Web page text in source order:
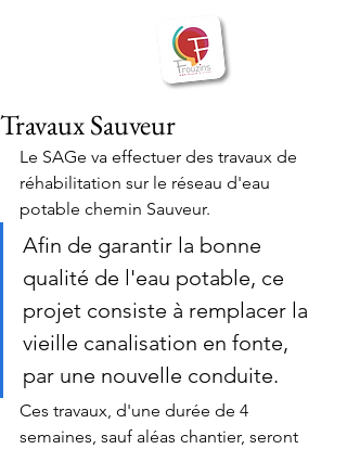
Travaux Sauveur
Le SAGe va effectuer des travaux de
réhabilitation sur le réseau d'eau
potable chemin Sauveur.
Afin de garantir la bonne
qualité de l'eau potable, ce
projet consiste à remplacer la
vieille canalisation en fonte,
par une nouvelle conduite.
Ces travaux, d'une durée de 4
semaines, sauf aléas chantier, seront